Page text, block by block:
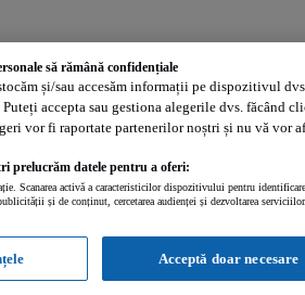
să rămână confidențiale
și/sau accesăm informații pe dispozitivul
accepta sau gestiona alegerile dvs. făcând
vor fi raportate partenerilor noștri și nu vă vor
prelucrăm datele pentru a oferi:
Scanarea activă a caracteristicilor dispozitivului pentru
și de conținut, cercetarea audienței și dezvoltarea
Acceptă doar necesare